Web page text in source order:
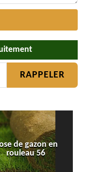
de gazon en
rouleau 56